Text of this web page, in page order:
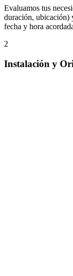
Evaluamos tus
duración, ubicación)
fecha y hora
2
Instalación y